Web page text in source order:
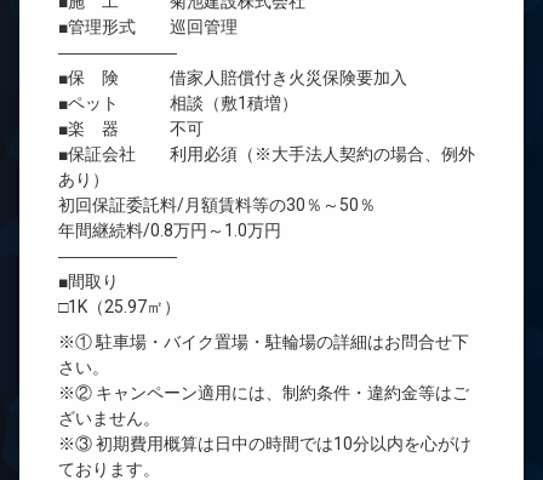
■管理形式 巡回管理
―――――――
■保 険 借家人賠償付き火災保険要加入
■ペット 相談（敷1積増）
■楽 器 不可
■保証会社 利用必須（※大手法人契約の場合、例外
あり）
初回保証委託料/月額賃料等の30％～50％
年間継続料/0.8万円～1.0万円
―――――――
■間取り
□1K（25.97㎡）
※① 駐車場・バイク置場・駐輪場の詳細はお問合せ下
さい。
※② キャンペーン適用には、制約条件・違約金等はご
ざいません。
※③ 初期費用概算は日中の時間では10分以内を心がけ
ております。